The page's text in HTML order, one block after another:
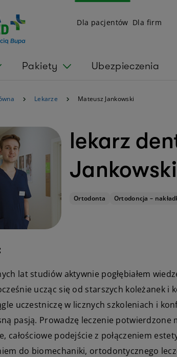
Dla pacjentów Dla firm
Pakiety Ubezpieczenia
Lekarze Mateusz Jankowski
lekarz
Jankowski
Ortodonta Ortodoncja –
lat studiów aktywnie pogłębiałem
ucząc się od starszych koleżanek i
uczestniczę w licznych szkoleniach i
pasją. Prowadzę leczenie
całościowe podejście z połączeniem
do biomechaniki, ortodontycznego